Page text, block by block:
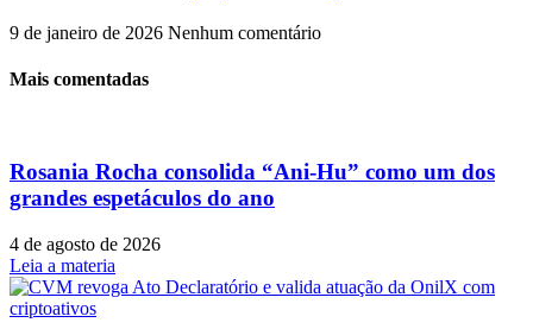
9 de janeiro de 2026 Nenhum comentário
Mais comentadas
Rosania Rocha consolida “Ani-Hu” como um dos
grandes espetáculos do ano
4 de agosto de 2026
Leia a materia